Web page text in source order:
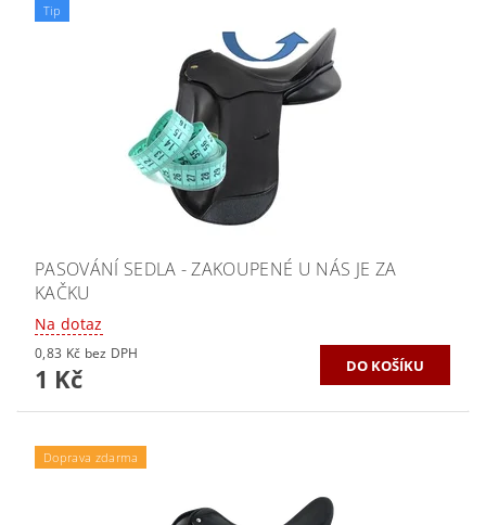
Tip
PASOVÁNÍ SEDLA - ZAKOUPENÉ U NÁS JE ZA
KAČKU
Na dotaz
0,83 Kč bez DPH
1 Kč
Doprava zdarma